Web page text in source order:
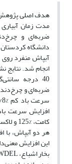
هدف اصلی
ضربه‌ای و